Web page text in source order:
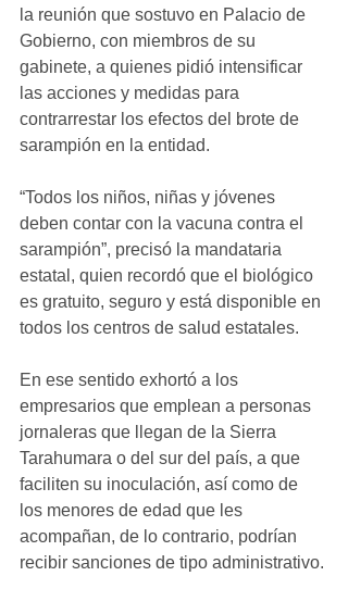
la reunión que sostuvo en Palacio de
Gobierno, con miembros de su
gabinete, a quienes pidió intensificar
las acciones y medidas para
contrarrestar los efectos del brote de
sarampión en la entidad.
“Todos los niños, niñas y jóvenes
deben contar con la vacuna contra el
sarampión”, precisó la mandataria
estatal, quien recordó que el biológico
es gratuito, seguro y está disponible en
todos los centros de salud estatales.
En ese sentido exhortó a los
empresarios que emplean a personas
jornaleras que llegan de la Sierra
Tarahumara o del sur del país, a que
faciliten su inoculación, así como de
los menores de edad que les
acompañan, de lo contrario, podrían
recibir sanciones de tipo administrativo.